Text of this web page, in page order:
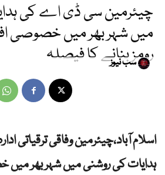
چیئرمین سی ڈی اے کی
میں شہر بھر میں خصوصی
رومز بنانے کا فیصلہ
سب نیوز
اسلام آباد،چیئرمین وفاقی
ہدایات کی روشنی میں شہر بھر میں